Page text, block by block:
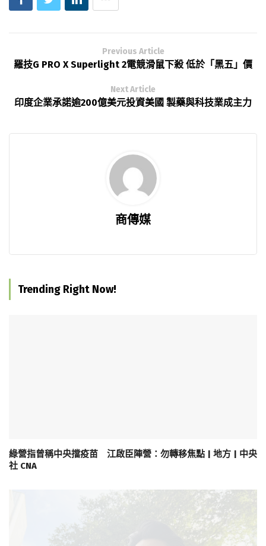
Previous Article
羅技G PRO X Superlight 2電競滑鼠下殺 低於「黑五」價
Next Article
印度企業承諾逾200億美元投資美國 製藥與科技業成主力
商傳媒
Trending Right Now!
綠營指曾稱中央擋疫苗 江啟臣陣營：勿轉移焦點 | 地方 | 中央
社 CNA